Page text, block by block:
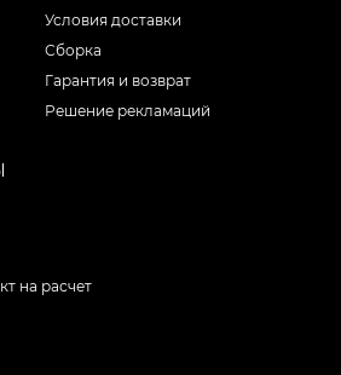
Условия доставки
Сборка
Гарантия и возврат
Решение рекламаций
на расчет